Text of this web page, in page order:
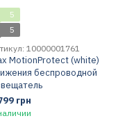
5
5
10000001761
MotionProtect (white)
беспроводной
грн